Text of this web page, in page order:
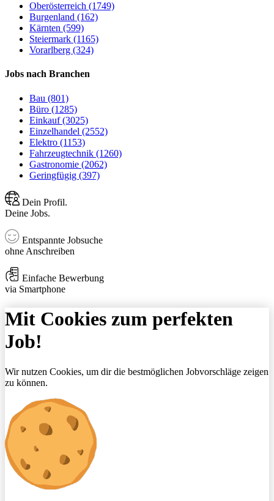
Oberösterreich (1749)
Burgenland (162)
Kärnten (599)
Steiermark (1165)
Vorarlberg (324)
Jobs nach Branchen
Bau (801)
Büro (1285)
Einkauf (3025)
Einzelhandel (2552)
Elektro (1153)
Fahrzeugtechnik (1260)
Gastronomie (2062)
Geringfügig (397)
Dein Profil.
Deine Jobs.
Entspannte Jobsuche
ohne Anschreiben
Einfache Bewerbung
via Smartphone
Mit Cookies zum perfekten
Job!
Wir nutzen Cookies, um dir die bestmöglichen Jobvorschläge zeigen
zu können.